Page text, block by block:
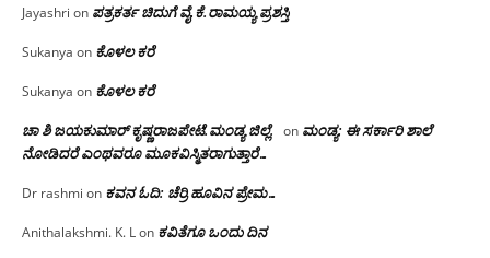
Jayashri on ಪತ್ರಕರ್ತ ಚಿದುಗೆ ವೈ.ಕೆ.ರಾಮಯ್ಯ ಪ್ರಶಸ್ತಿ
Sukanya on ಕೊಳಲ ಕರೆ
Sukanya on ಕೊಳಲ ಕರೆ
ಚಾ ಶಿ ಜಯಕುಮಾರ್ ಕೃಷ್ಣರಾಜಪೇಟೆ.ಮಂಡ್ಯ ಜಿಲ್ಲೆ. on ಮಂಡ್ಯ: ಈ ಸರ್ಕಾರಿ ಶಾಲೆ
ನೋಡಿದರೆ ಎಂಥವರೂ ಮೂಕವಿಸ್ಮಿತರಾಗುತ್ತಾರೆ…
Dr rashmi on ಕವನ ಓದಿ: ಚೆರ್ರಿ ಹೂವಿನ ಪ್ರೇಮ…
Anithalakshmi. K. Lon ಕವಿತೆಗೂ ಒಂದು ದಿನ